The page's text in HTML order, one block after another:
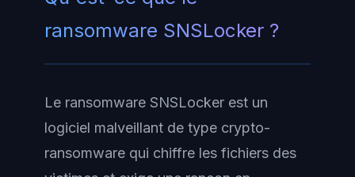
ransomware SNSLocker ?
Le ransomware SNSLocker est un
logiciel malveillant de type crypto-
ransomware qui chiffre les fichiers des